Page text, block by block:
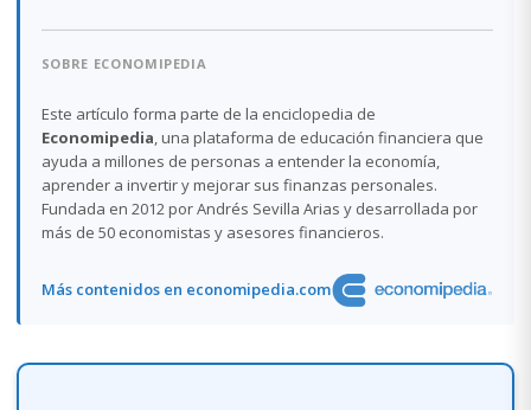
SOBRE ECONOMIPEDIA
Este artículo forma parte de la enciclopedia de
Economipedia, una plataforma de educación financiera que
ayuda a millones de personas a entender la economía,
aprender a invertir y mejorar sus finanzas personales.
Fundada en 2012 por Andrés Sevilla Arias y desarrollada por
más de 50 economistas y asesores financieros.
Más contenidos en economipedia.com